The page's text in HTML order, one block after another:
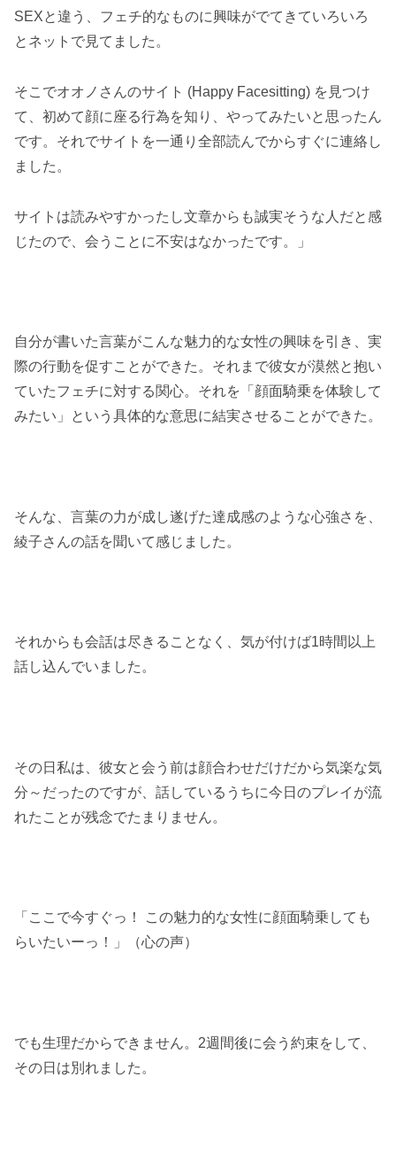
SEXと違う、フェチ的なものに興味がでてきていろいろ
とネットで見てました。
そこでオオノさんのサイト (Happy Facesitting) を見つけ
て、初めて顔に座る行為を知り、やってみたいと思ったん
です。それでサイトを一通り全部読んでからすぐに連絡し
ました。
サイトは読みやすかったし文章からも誠実そうな人だと感
じたので、会うことに不安はなかったです。」
自分が書いた言葉がこんな魅力的な女性の興味を引き、実
際の行動を促すことができた。それまで彼女が漠然と抱い
ていたフェチに対する関心。それを「顔面騎乗を体験して
みたい」という具体的な意思に結実させることができた。
そんな、言葉の力が成し遂げた達成感のような心強さを、
綾子さんの話を聞いて感じました。
それからも会話は尽きることなく、気が付けば1時間以上
話し込んでいました。
その日私は、彼女と会う前は顔合わせだけだから気楽な気
分～だったのですが、話しているうちに今日のプレイが流
れたことが残念でたまりません。
「ここで今すぐっ！ この魅力的な女性に顔面騎乗しても
らいたいーっ！」（心の声）
でも生理だからできません。2週間後に会う約束をして、
その日は別れました。